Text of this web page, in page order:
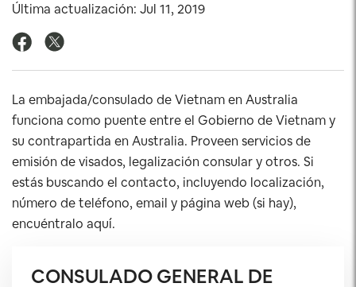
Última actualización: Jul 11, 2019
La embajada/consulado de Vietnam en Australia
funciona como puente entre el Gobierno de Vietnam y
su contrapartida en Australia. Proveen servicios de
emisión de visados, legalización consular y otros. Si
estás buscando el contacto, incluyendo localización,
número de teléfono, email y página web (si hay),
encuéntralo aquí.
CONSULADO GENERAL DE